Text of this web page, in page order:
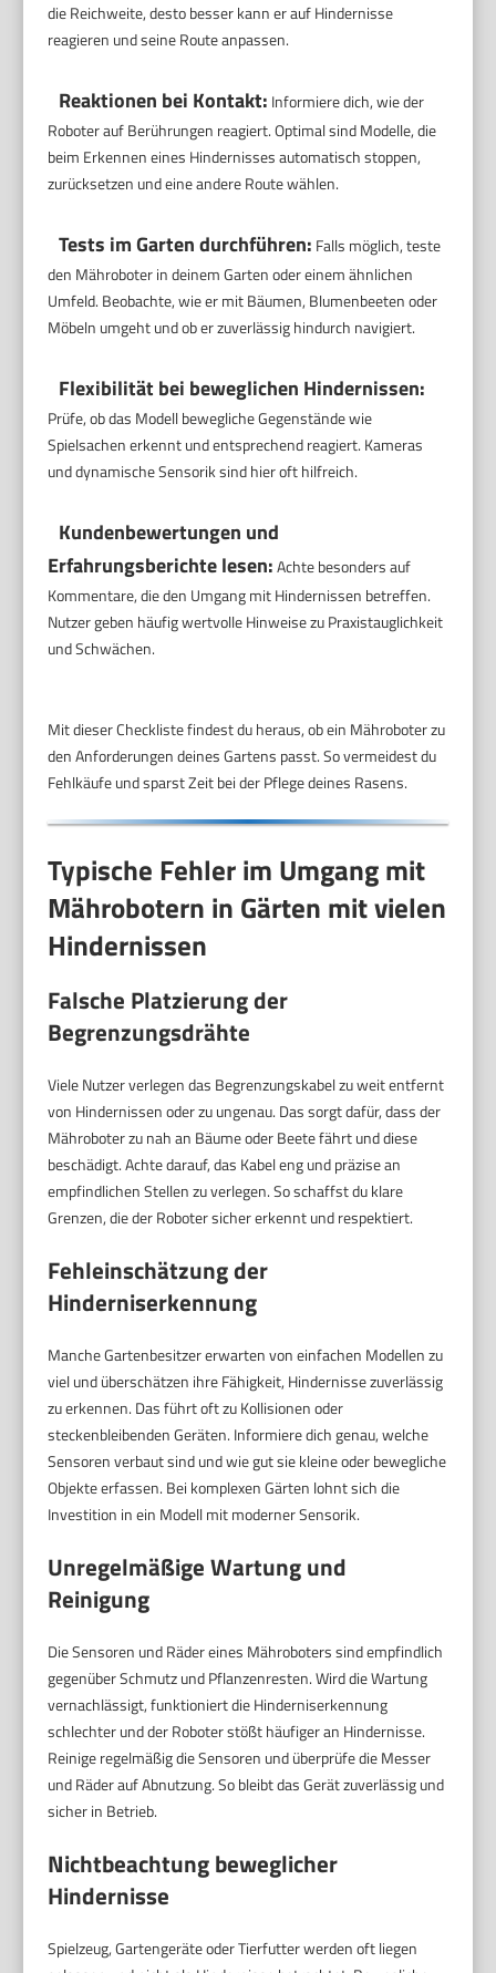
die Reichweite, desto besser kann er auf Hindernisse
reagieren und seine Route anpassen.
Reaktionen bei Kontakt: Informiere dich, wie der
Roboter auf Berührungen reagiert. Optimal sind Modelle, die
beim Erkennen eines Hindernisses automatisch stoppen,
zurücksetzen und eine andere Route wählen.
Tests im Garten durchführen: Falls möglich, teste
den Mähroboter in deinem Garten oder einem ähnlichen
Umfeld. Beobachte, wie er mit Bäumen, Blumenbeeten oder
Möbeln umgeht und ob er zuverlässig hindurch navigiert.
Flexibilität bei beweglichen Hindernissen:
Prüfe, ob das Modell bewegliche Gegenstände wie
Spielsachen erkennt und entsprechend reagiert. Kameras
und dynamische Sensorik sind hier oft hilfreich.
Kundenbewertungen und
Erfahrungsberichte lesen:Achte besonders auf
Kommentare, die den Umgang mit Hindernissen betreffen.
Nutzer geben häufig wertvolle Hinweise zu Praxistauglichkeit
und Schwächen.
Mit dieser Checkliste findest du heraus, ob ein Mähroboter zu
den Anforderungen deines Gartens passt. So vermeidest du
Fehlkäufe und sparst Zeit bei der Pflege deines Rasens.
Typische Fehler im Umgang mit
Mährobotern in Gärten mit vielen
Hindernissen
Falsche Platzierung der
Begrenzungsdrähte
Viele Nutzer verlegen das Begrenzungskabel zu weit entfernt
von Hindernissen oder zu ungenau. Das sorgt dafür, dass der
Mähroboter zu nah an Bäume oder Beete fährt und diese
beschädigt. Achte darauf, das Kabel eng und präzise an
empfindlichen Stellen zu verlegen. So schaffst du klare
Grenzen, die der Roboter sicher erkennt und respektiert.
Fehleinschätzung der
Hinderniserkennung
Manche Gartenbesitzer erwarten von einfachen Modellen zu
viel und überschätzen ihre Fähigkeit, Hindernisse zuverlässig
zu erkennen. Das führt oft zu Kollisionen oder
steckenbleibenden Geräten. Informiere dich genau, welche
Sensoren verbaut sind und wie gut sie kleine oder bewegliche
Objekte erfassen. Bei komplexen Gärten lohnt sich die
Investition in ein Modell mit moderner Sensorik.
Unregelmäßige Wartung und
Reinigung
Die Sensoren und Räder eines Mähroboters sind empfindlich
gegenüber Schmutz und Pflanzenresten. Wird die Wartung
vernachlässigt, funktioniert die Hinderniserkennung
schlechter und der Roboter stößt häufiger an Hindernisse.
Reinige regelmäßig die Sensoren und überprüfe die Messer
und Räder auf Abnutzung. So bleibt das Gerät zuverlässig und
sicher in Betrieb.
Nichtbeachtung beweglicher
Hindernisse
Spielzeug, Gartengeräte oder Tierfutter werden oft liegen